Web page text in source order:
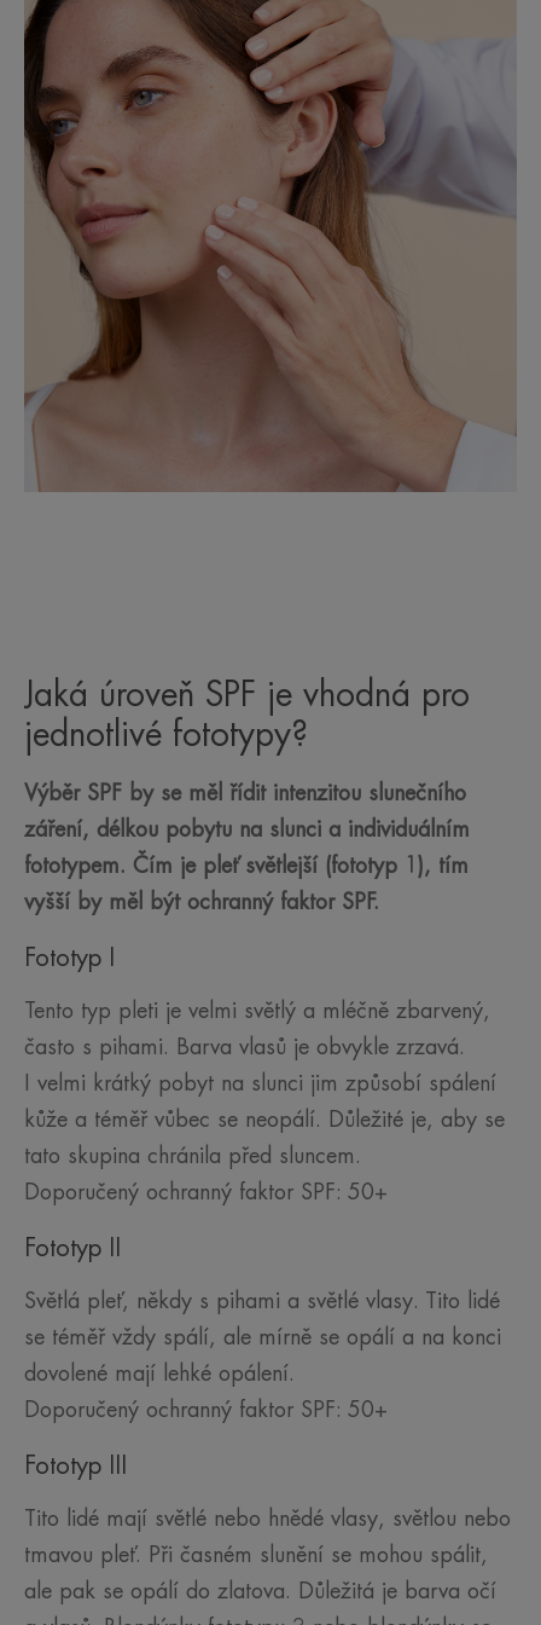
Jaká úroveň SPF je vhodná pro
jednotlivé fototypy?
Výběr SPF by se měl řídit intenzitou slunečního
záření, délkou pobytu na slunci a individuálním
fototypem. Čím je pleť světlejší (fototyp 1), tím
vyšší by měl být ochranný faktor SPF.
Fototyp I
Tento typ pleti je velmi světlý a mléčně zbarvený,
často s pihami. Barva vlasů je obvykle zrzavá.
I velmi krátký pobyt na slunci jim způsobí spálení
kůže a téměř vůbec se neopálí. Důležité je, aby se
tato skupina chránila před sluncem.
Doporučený ochranný faktor SPF: 50+
Fototyp II
Světlá pleť, někdy s pihami a světlé vlasy. Tito lidé
se téměř vždy spálí, ale mírně se opálí a na konci
dovolené mají lehké opálení.
Doporučený ochranný faktor SPF: 50+
Fototyp III
Tito lidé mají světlé nebo hnědé vlasy, světlou nebo
tmavou pleť. Při časném slunění se mohou spálit,
ale pak se opálí do zlatova. Důležitá je barva očí